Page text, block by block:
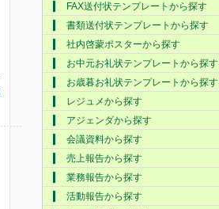
FAX送付状テンプレートから探す
書類送付状テンプレートから探す
社内啓蒙ポスターから探す
お中元お礼状テンプレートから探す
お歳暮お礼状テンプレートから探す
レジュメから探す
アジェンダから探す
会議資料から探す
売上報告から探す
業務報告から探す
活動報告から探す